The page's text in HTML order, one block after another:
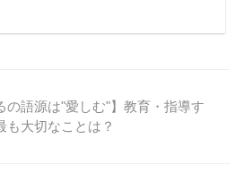
の語源は"愛しむ"】教育・指導す
も大切なことは？